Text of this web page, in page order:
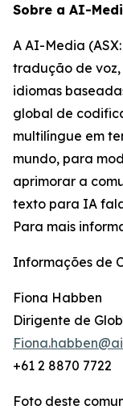
Sobre a AI-
A AI-Media
tradução de
idiomas
global de
multilíngue em
mundo, para
aprimorar a
texto para IA
Para mais
Informações de
Fiona Habben
Dirigente de
+61 2 8870 7722
Foto deste